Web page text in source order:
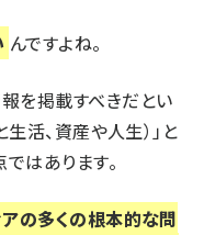
んですよね。
を掲載すべきだとい
生活、資産や人生）」と
はあります。
の多くの根本的な問